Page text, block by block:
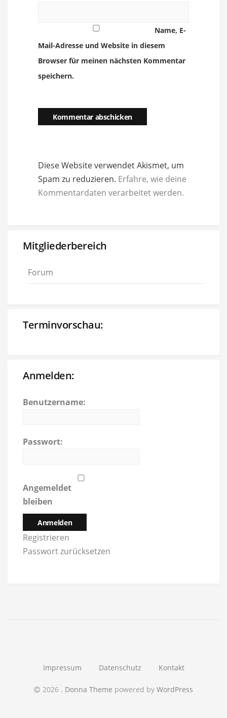
Name, E-
Mail-Adresse und Website in diesem
Browser für meinen nächsten Kommentar
speichern.
Diese Website verwendet Akismet, um
Spam zu reduzieren. Erfahre, wie deine
Kommentardaten verarbeitet werden.
Mitgliederbereich
Forum
Terminvorschau:
Anmelden:
Benutzername:
Passwort:
Angemeldet
bleiben
Anmelden
Registrieren
Passwort zurücksetzen
Impressum Datenschutz Kontakt
2026 . Donna Theme powered by WordPress